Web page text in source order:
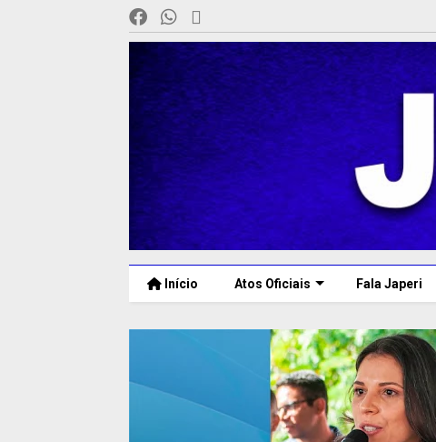
Início Atos Oficiais Fala Japeri